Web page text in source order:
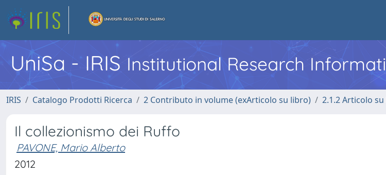
UniSa - IRIS Institutional Research
IRIS Catalogo Prodotti Ricerca 2 Contributo in volume (exArticolo su libro) 2.1.2 Articolo
Il collezionismo dei Ruffo
PAVONE, Mario Alberto
2012